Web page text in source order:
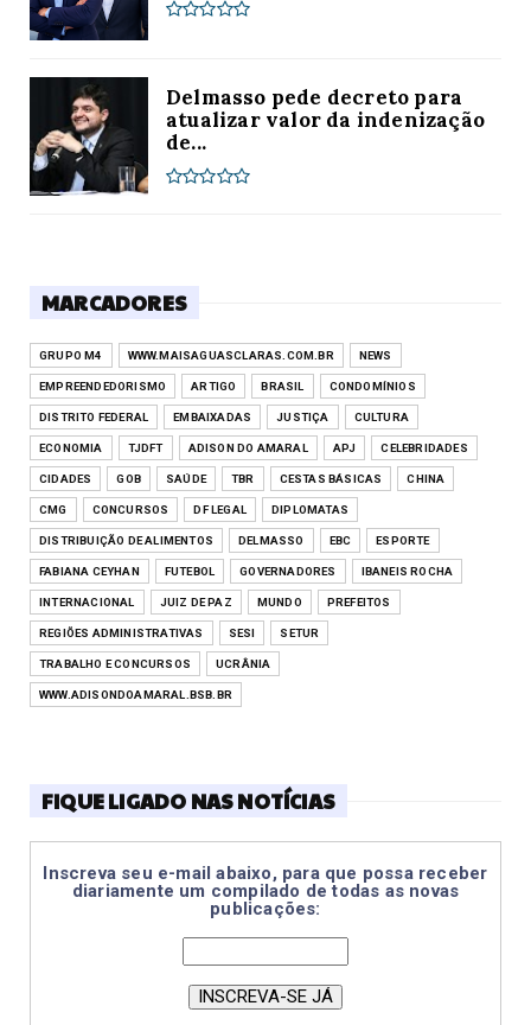
Delmasso pede decreto para
atualizar valor da indenização
de...
MARCADORES
GRUPO M4 WWW.MAISAGUASCLARAS.COM.BR NEWS
EMPREENDEDORISMO ARTIGO BRASIL CONDOMÍNIOS
DISTRITO FEDERAL EMBAIXADAS JUSTIÇA CULTURA
ECONOMIA TJDFT ADISON DO AMARAL APJ CELEBRIDADES
CIDADES GOB SAÚDE TBR CESTAS BÁSICAS CHINA
CMG CONCURSOS DF LEGAL DIPLOMATAS
DISTRIBUIÇÃO DE ALIMENTOS DELMASSO EBC ESPORTE
FABIANA CEYHAN FUTEBOL GOVERNADORES IBANEIS ROCHA
INTERNACIONAL JUIZ DE PAZ MUNDO PREFEITOS
REGIÕES ADMINISTRATIVAS SESI SETUR
TRABALHO E CONCURSOS UCRÂNIA
WWW.ADISONDOAMARAL.BSB.BR
FIQUE LIGADO NAS NOTÍCIAS
Inscreva seu e-mail abaixo, para que possa receber
diariamente um compilado de todas as novas
publicações: